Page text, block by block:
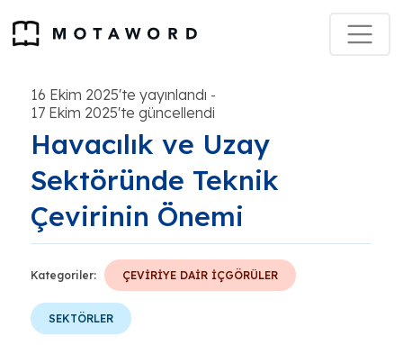
16 Ekim 2025'te yayınlandı -
17 Ekim 2025'te güncellendi
Havacılık ve Uzay
Sektöründe Teknik
Çevirinin Önemi
Kategoriler: ÇEVİRİYE DAİR İÇGÖRÜLER
SEKTÖRLER